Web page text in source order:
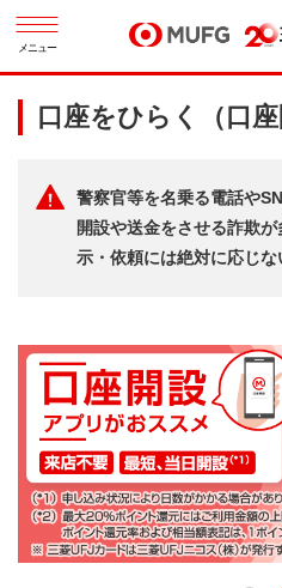
メニュー
口座をひらく（口座
警察官等を名乗る電話や
開設や送金をさせる詐欺
示・依頼には絶対に応じな